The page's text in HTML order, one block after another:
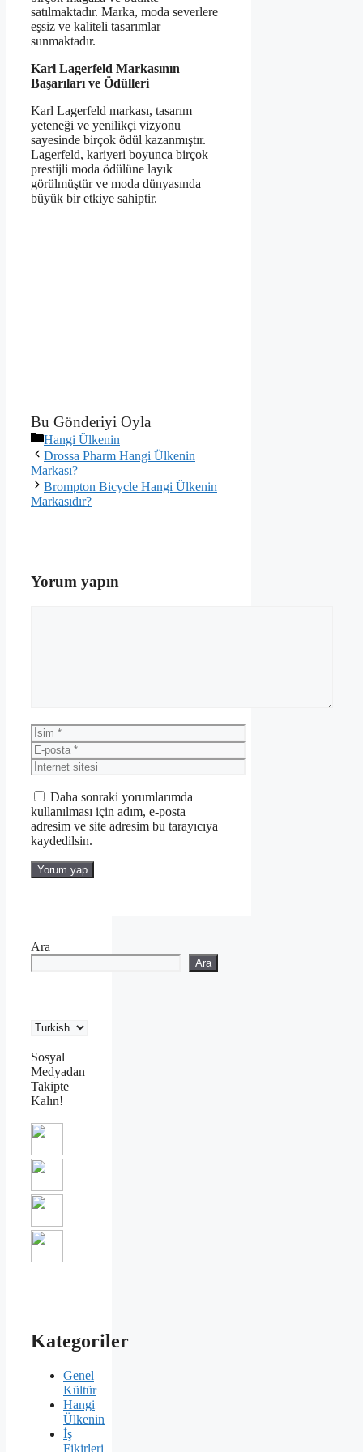
satılmaktadır. Marka, moda severlere
eşsiz ve kaliteli tasarımlar
sunmaktadır.
Karl Lagerfeld Markasının
Başarıları ve Ödülleri
Karl Lagerfeld markası, tasarım
yeteneği ve yenilikçi vizyonu
sayesinde birçok ödül kazanmıştır.
Lagerfeld, kariyeri boyunca birçok
prestijli moda ödülüne layık
görülmüştür ve moda dünyasında
büyük bir etkiye sahiptir.
Bu Gönderiyi Oyla
Kategoriler
Hangi Ülkenin
Drossa Pharm Hangi Ülkenin
Markası?
Brompton Bicycle Hangi Ülkenin
Markasıdır?
Yorum yapın
İsim
E-
posta
İnternet
sitesi
Daha sonraki yorumlarımda
kullanılması için adım, e-posta
adresim ve site adresim bu tarayıcıya
kaydedilsin.
Ara
Ara
Sosyal
Medyadan
Takipte
Kalın!
Kategoriler
Genel
Kültür
Hangi
Ülkenin
İş
Fikirleri